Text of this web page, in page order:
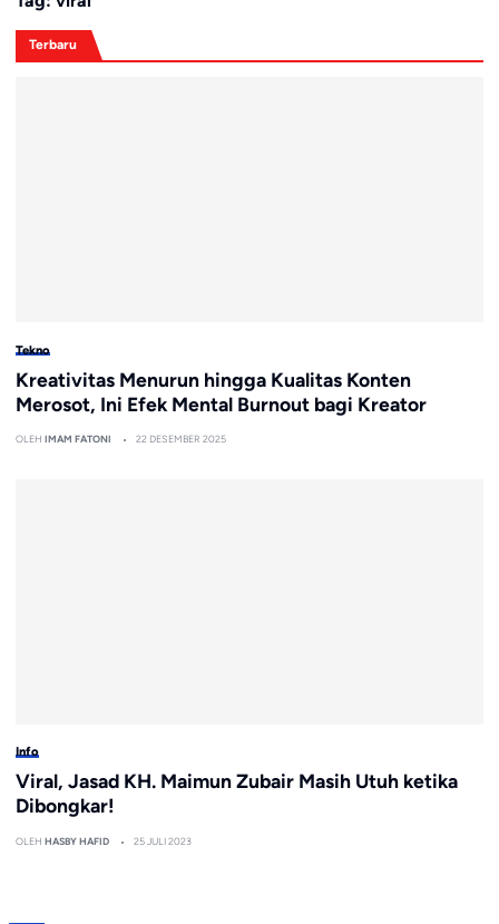
Terbaru
Tekno
Kreativitas Menurun hingga Kualitas Konten
Merosot, Ini Efek Mental Burnout bagi Kreator
OLEH IMAM FATONI 22 DESEMBER 2025
Info
Viral, Jasad KH. Maimun Zubair Masih Utuh ketika
Dibongkar!
OLEH HASBY HAFID 25 JULI 2023